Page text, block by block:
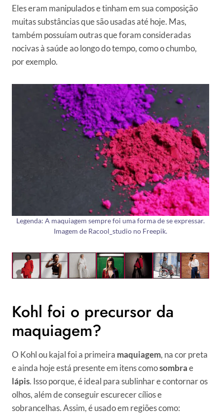
Eles eram manipulados e tinham em sua composição
muitas substâncias que são usadas até hoje. Mas,
também possuíam outras que foram consideradas
nocivas à saúde ao longo do tempo, como o chumbo,
por exemplo.
Legenda: A maquiagem sempre foi uma forma de se expressar.
Imagem de Racool_studio no Freepik.
Kohl foi o precursor da
maquiagem?
O Kohl ou kajal foi a primeira maquiagem, na cor preta
e ainda hoje está presente em itens comosombrae
lápis. Isso porque, é ideal para sublinhar e contornar os
olhos, além de conseguir escurecer cílios e
sobrancelhas. Assim, é usado em regiões como: